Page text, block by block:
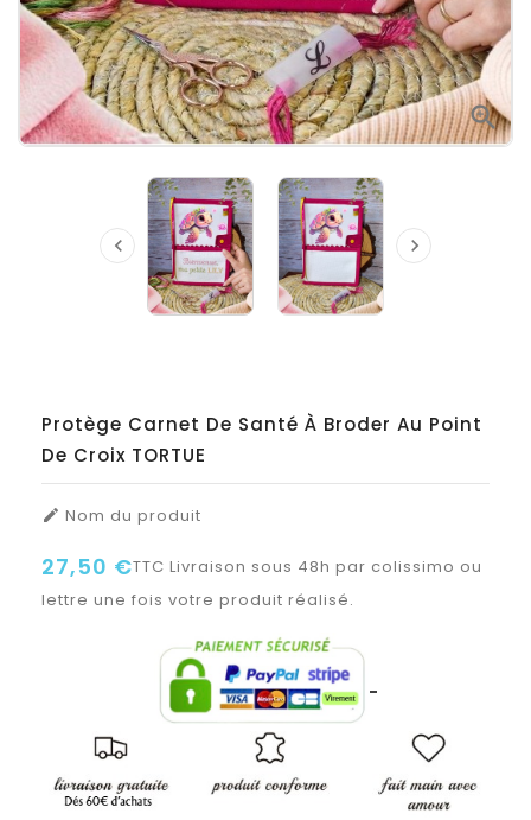

 
Protège Carnet De Santé À Broder Au Point
De Croix TORTUE
 Nom du produit
27,50 €TTC Livraison sous 48h par colissimo ou
lettre une fois votre produit réalisé.